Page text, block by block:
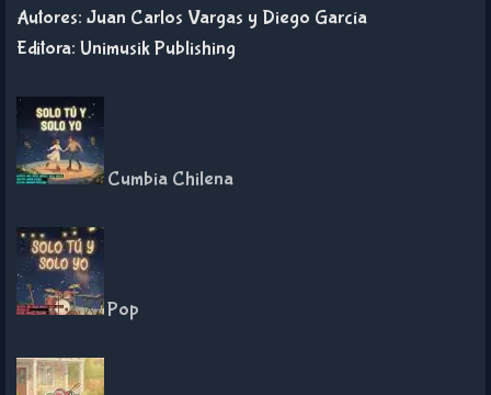
Autores: Juan Carlos Vargas y Diego García
Editora: Unimusik Publishing
Cumbia Chilena
Pop